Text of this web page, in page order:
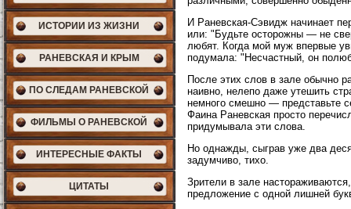
ИСТОРИИ ИЗ ЖИЗНИ
РАНЕВСКАЯ И КРЫМ
ПО СЛЕДАМ РАНЕВСКОЙ
ФИЛЬМЫ О РАНЕВСКОЙ
ИНТЕРЕСНЫЕ ФАКТЫ
ЦИТАТЫ
И Раневская-Сэвидж начинает
или: "Будьте осторожны — не
любят. Когда мой муж впервые
подумала: "Несчастный, он
После этих слов в зале обычно
наивно, нелепо даже утешить
немного смешно — представьте
Фаина Раневская просто
придумывала эти слова.
Но однажды, сыграв уже два
задумчиво, тихо.
Зрители в зале
предложение с одной лишней